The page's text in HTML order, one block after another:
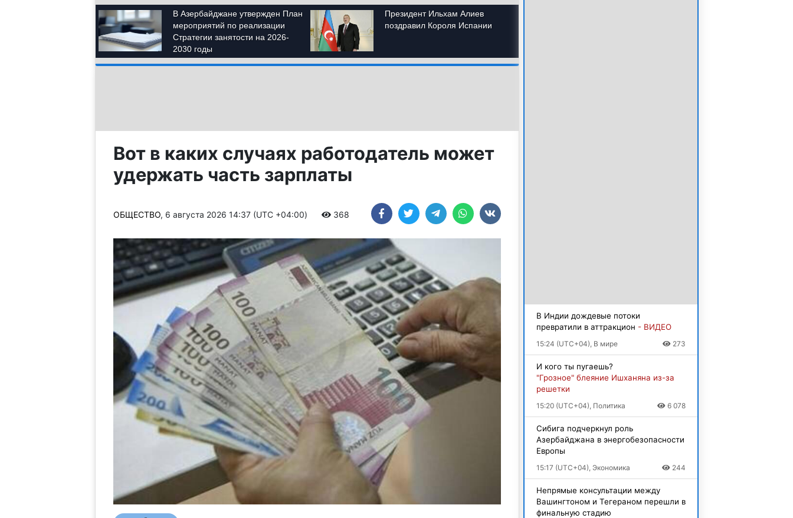
Вот в каких случаях работодатель может
удержать часть зарплаты
ОБЩЕСТВО, 6 августа 2026 14:37 (UTC +04:00) 368
В Индии дождевые потоки
превратили в аттракцион - ВИДЕО
15:24 (UTC+04), В мире 273
И кого ты пугаешь?
"Грозное" блеяние Ишханяна из-за
решетки
15:20 (UTC+04), Политика 6 078
Сибига подчеркнул роль
Азербайджана в энергобезопасности
Европы
15:17 (UTC+04), Экономика 244
Непрямые консультации между
Вашингтоном и Тегераном перешли в
финальную стадию